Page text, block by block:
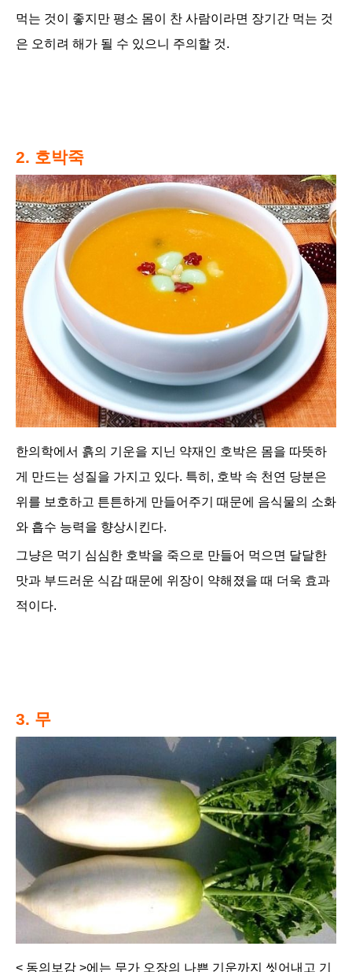
먹는 것이 좋지만 평소 몸이 찬 사람이라면 장기간 먹는 것
은 오히려 해가 될 수 있으니 주의할 것.
2. 호박죽
한의학에서 흙의 기운을 지닌 약재인 호박은 몸을 따뜻하
게 만드는 성질을 가지고 있다. 특히, 호박 속 천연 당분은
위를 보호하고 튼튼하게 만들어주기 때문에 음식물의 소화
와 흡수 능력을 향상시킨다.
그냥은 먹기 심심한 호박을 죽으로 만들어 먹으면 달달한
맛과 부드러운 식감 때문에 위장이 약해졌을 때 더욱 효과
적이다.
3. 무
< 동의보감 >에는 무가 오장의 나쁜 기운까지 씻어내고 기